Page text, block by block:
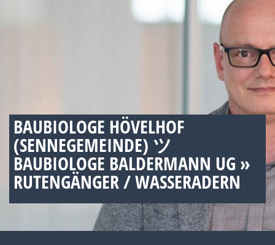
BAUBIOLOGE HÖVELHOF
(SENNEGEMEINDE) ツ
BAUBIOLOGE BALDERMANN UG »
RUTENGÄNGER / WASSERADERN